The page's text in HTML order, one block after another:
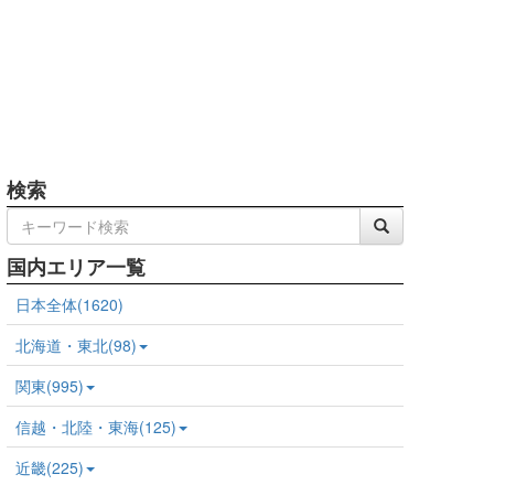
検索
国内エリア一覧
日本全体(1620)
北海道・東北(98)
関東(995)
信越・北陸・東海(125)
近畿(225)